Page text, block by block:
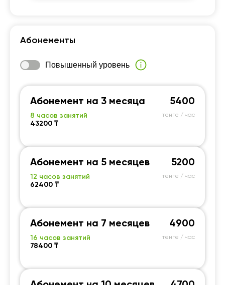
Абонементы
Повышенный уровень
Абонемент на 3 месяца
8 часов занятий
43200 ₸
5400
тенге / час
Абонемент на 5 месяцев
12 часов занятий
62400 ₸
5200
тенге / час
Абонемент на 7 месяцев
16 часов занятий
78400 ₸
4900
тенге / час